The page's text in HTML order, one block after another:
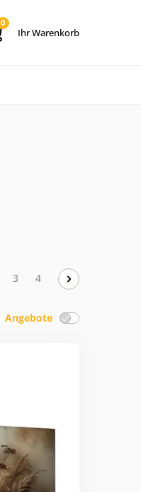
0
Ihr Warenkorb
3 4
Angebote